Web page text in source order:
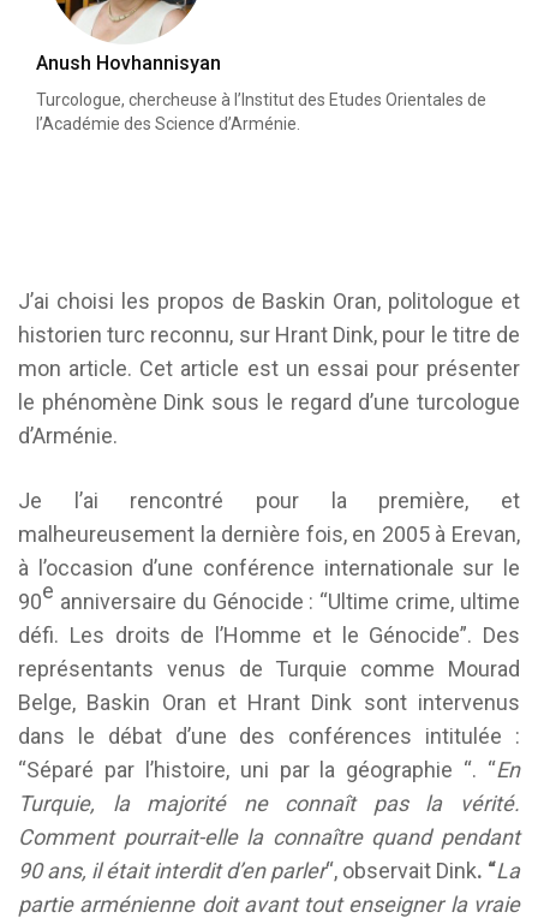
Anush Hovhannisyan
Turcologue, chercheuse à l’Institut des Etudes Orientales de
l’Académie des Science d’Arménie.
J’ai choisi les propos de Baskin Oran, politologue et
historien turc reconnu, sur Hrant Dink, pour le titre de
mon article. Cet article est un essai pour présenter
le phénomène Dink sous le regard d’une turcologue
d’Arménie.
Je l’ai rencontré pour la première, et
malheureusement la dernière fois, en 2005 à Erevan,
à l’occasion d’une conférence internationale sur le
90e anniversaire du Génocide : “Ultime crime, ultime
défi. Les droits de l’Homme et le Génocide”. Des
représentants venus de Turquie comme Mourad
Belge, Baskin Oran et Hrant Dink sont intervenus
dans le débat d’une des conférences intitulée :
“Séparé par l’histoire, uni par la géographie “. “En
Turquie, la majorité ne connaît pas la vérité.
Comment pourrait-elle la connaître quand pendant
90 ans, il était interdit d’en parler“, observait Dink. “La
partie arménienne doit avant tout enseigner la vraie